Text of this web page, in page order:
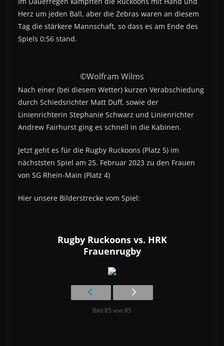
Herz um jeden Ball, aber die Zebras waren an diesem
Tag die stärkere Mannschaft, so dass es am Ende des
Spiels 0:56 stand.
©Wolfram Wilms
Nach einer (bei diesem Wetter) kurzen Verabschiedung
durch Schiedsrichter Matt Duff, sowie der
Linienrichterin Stephanie Schwarz und Linienrichter
Andrew Fairhurst ging es schnell in die Kabinen.
Jetzt geht es für die Rugby Ruckoons (Platz 5) im
nächststen Spiel am 25. Februar 2023 zu den Frauen
von SG Rhein-Main (Platz 4)
Hier unsere Bilderstrecke vom Spiel:
Rugby Ruckoons vs. HRK
Frauenrugby
Bild 85 von 85